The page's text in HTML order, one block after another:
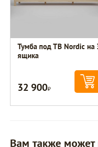
Тумба под ТВ Nordic на
ящика
32 900Р
Вам также может